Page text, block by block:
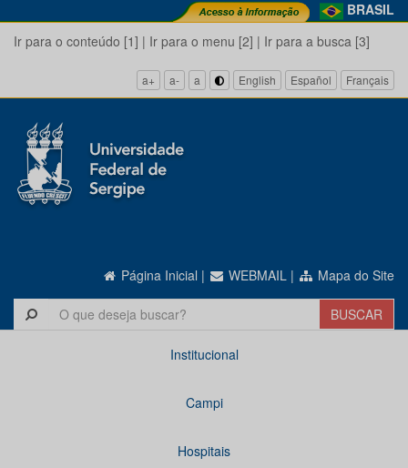
BRASIL
Ir para o conteúdo [1] | Ir para o menu [2] | Ir para a busca [3]
a+ a- a English Español Français
Página Inicial | WEBMAIL | Mapa do Site
Institucional
Campi
Hospitais